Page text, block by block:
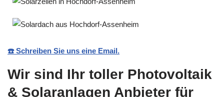
☎️ Schreiben Sie uns eine Email.
Wir sind Ihr toller Photovoltaik
& Solaranlagen Anbieter für